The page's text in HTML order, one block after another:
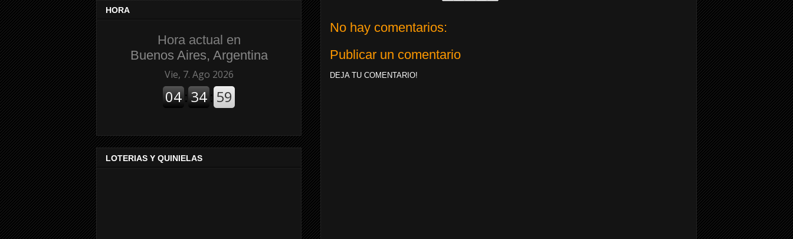
No hay comentarios:
Publicar un comentario
DEJA TU COMENTARIO!
HORA
Hora actual en
Buenos Aires, Argentina
LOTERIAS Y QUINIELAS